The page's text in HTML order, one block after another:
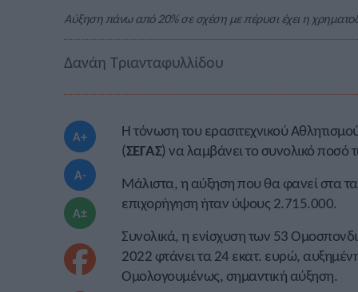
Αύξηση πάνω από 20% σε σχέση με πέρυσι έχει η
Δανάη Τριανταφυλλίδου
A+
A-
A±
Η τόνωση του ερασιτεχνικού
(ΣΕΓΑΣ) να λαμβάνει το συνολικό
Μάλιστα, η αύξηση που θα φανεί στα
επιχορήγηση ήταν ύψους 2.715.000.
Συνολικά, η ενίσχυση των 53
2022 φτάνει τα 24 εκατ. ευρώ,
Ομολογουμένως, σημαντική αύξηση.